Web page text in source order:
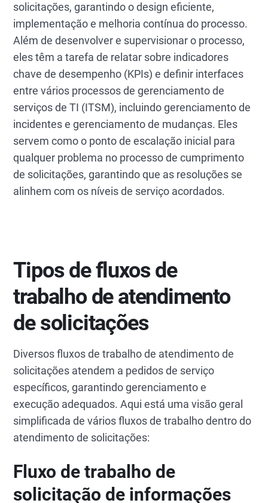
solicitações, garantindo o design eficiente,
implementação e melhoria contínua do processo.
Além de desenvolver e supervisionar o processo,
eles têm a tarefa de relatar sobre indicadores
chave de desempenho (KPIs) e definir interfaces
entre vários processos de gerenciamento de
serviços de TI (ITSM), incluindo gerenciamento de
incidentes e gerenciamento de mudanças. Eles
servem como o ponto de escalação inicial para
qualquer problema no processo de cumprimento
de solicitações, garantindo que as resoluções se
alinhem com os níveis de serviço acordados.
Tipos de fluxos de
trabalho de atendimento
de solicitações
Diversos fluxos de trabalho de atendimento de
solicitações atendem a pedidos de serviço
específicos, garantindo gerenciamento e
execução adequados. Aqui está uma visão geral
simplificada de vários fluxos de trabalho dentro do
atendimento de solicitações:
Fluxo de trabalho de
solicitação de informações